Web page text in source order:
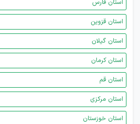
استان فارس
استان قزوین
استان گیلان
استان کرمان
استان قم
استان مرکزی
استان خوزستان